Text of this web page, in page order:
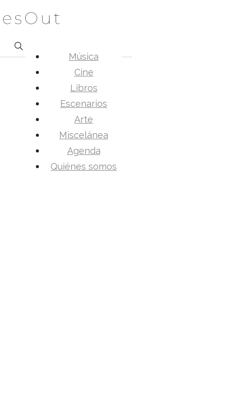
Música
Cine
Libros
Escenarios
Arte
Miscelánea
Agenda
Quiénes somos